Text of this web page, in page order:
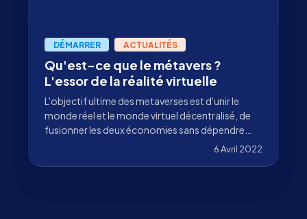
DÉMARRER ACTUALITÉS
Qu'est-ce que le métavers ?
L'essor de la réalité virtuelle
L'objectif ultime des metaverses est d'unir le
monde réel et le monde virtuel décentralisé, de
fusionner les deux économies sans dépendre
6 Avril 2022